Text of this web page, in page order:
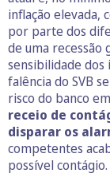
inflação elevada,
por parte dos
de uma recessão
sensibilidade dos
falência do SVB
risco do banco
receio de
disparar os
competentes
possível contágio.